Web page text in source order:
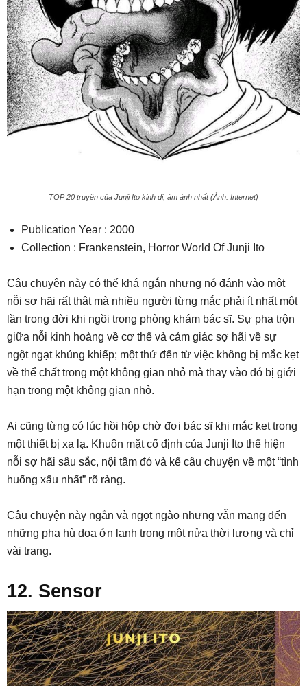
TOP 20 truyện của Junji Ito kinh dị, ám ảnh nhất (Ảnh: Internet)
Publication Year : 2000
Collection : Frankenstein, Horror World Of Junji Ito
Câu chuyện này có thể khá ngắn nhưng nó đánh vào một
nỗi sợ hãi rất thật mà nhiều người từng mắc phải ít nhất một
lần trong đời khi ngồi trong phòng khám bác sĩ. Sự pha trộn
giữa nỗi kinh hoàng về cơ thể và cảm giác sợ hãi về sự
ngột ngạt khủng khiếp; một thứ đến từ việc không bị mắc kẹt
về thể chất trong một không gian nhỏ mà thay vào đó bị giới
hạn trong một không gian nhỏ.
Ai cũng từng có lúc hồi hộp chờ đợi bác sĩ khi mắc kẹt trong
một thiết bị xa lạ. Khuôn mặt cố định của Junji Ito thể hiện
nỗi sợ hãi sâu sắc, nội tâm đó và kể câu chuyện về một “tình
huống xấu nhất” rõ ràng.
Câu chuyện này ngắn và ngọt ngào nhưng vẫn mang đến
những pha hù dọa ớn lạnh trong một nửa thời lượng và chỉ
vài trang.
12. Sensor